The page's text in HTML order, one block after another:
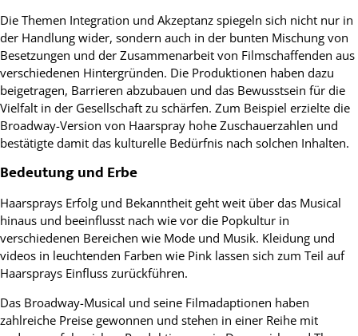
Die Themen Integration und Akzeptanz spiegeln sich nicht nur in
der Handlung wider, sondern auch in der bunten Mischung von
Besetzungen und der Zusammenarbeit von Filmschaffenden aus
verschiedenen Hintergründen. Die Produktionen haben dazu
beigetragen, Barrieren abzubauen und das Bewusstsein für die
Vielfalt in der Gesellschaft zu schärfen. Zum Beispiel erzielte die
Broadway-Version von Haarspray hohe Zuschauerzahlen und
bestätigte damit das kulturelle Bedürfnis nach solchen Inhalten.
Bedeutung und Erbe
Haarsprays Erfolg und Bekanntheit geht weit über das Musical
hinaus und beeinflusst nach wie vor die Popkultur in
verschiedenen Bereichen wie Mode und Musik. Kleidung und
videos in leuchtenden Farben wie Pink lassen sich zum Teil auf
Haarsprays Einfluss zurückführen.
Das Broadway-Musical und seine Filmadaptionen haben
zahlreiche Preise gewonnen und stehen in einer Reihe mit